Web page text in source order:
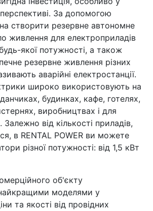
За допомогою
створити резервне автономне
живлення для електроприладів
якої потужності, а також
резервне живлення різних
аварійні електростанції.
широко використовують на
будинках, кафе, готелях,
виробництвах і для
від кількості приладів,
в RENTAL POWER ви можете
різної потужності: від 1,5 кВт
об'єкту
моделями у
та якості від провідних